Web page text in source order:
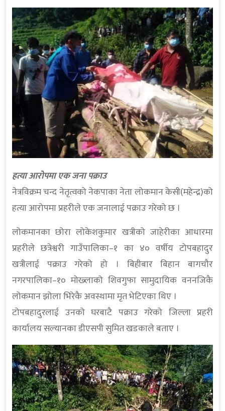
हत्या आरोपमा एक जना पक्राउ
नेत्रविक्रम चन्द नेतृत्वको नेकपाका नेता लोकमान केसी(महेन्द्र)को
हत्या आरोपमा प्रहरीले एक जनालाई पक्राउ गरेको छ ।
लोकमानका छोरा लोकेशकुमार खत्रीको जाहेरीका आधारमा
प्रहरीले छत्रेश्वरी गाउँपालिका–१ का ४० वर्षीय टोपबहादुर
खत्रीलाई पक्राउ गरेको हो । बिहीबार बिहान बागचौर
नगरपालिका–१० मोख्लाको शिवगुफा सामुदायिक वननजिकै
लोकमान झोला भिरेकै अवस्थामा मृत भेटिएका थिए ।
टोपबहादुरलाई उनको घरबाटै पक्राउ गरेको जिल्ला प्रहरी
कार्यालय सल्यानका डीएसपी सुमित खडकाले बताए ।